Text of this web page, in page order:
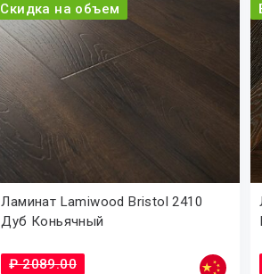
Скидка на объем
Ламинат Lamiwood Bristol 2410
Дуб Коньячный
₽ 2089.00